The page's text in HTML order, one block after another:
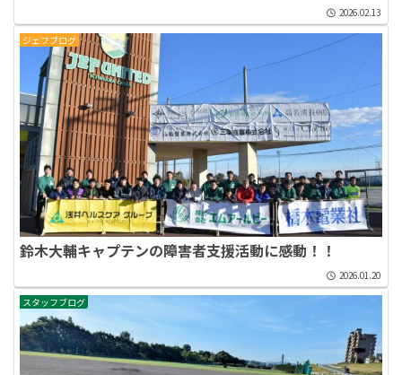
2026.02.13
ジェフブログ
鈴木大輔キャプテンの障害者支援活動に感動！！
2026.01.20
スタッフブログ